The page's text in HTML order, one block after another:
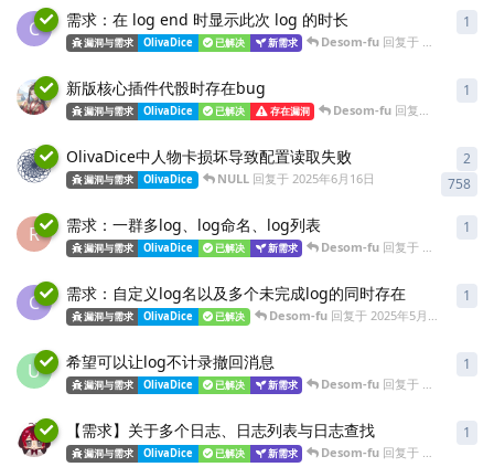
C 需求：在 log end 时显示此次 log 的时长
漏洞与需求 OlivaDice 已解决 新需求 Desom-fu 回复于 2025年6月
1
新版核心插件代骰时存在bug
漏洞与需求 OlivaDice 已解决 存在漏洞 Desom-fu 回复于
1
OlivaDice中人物卡损坏导致配置读取失败
漏洞与需求 OlivaDice NULL回复于 2025年6月16日 758
2
R 需求：一群多log、log命名、log列表
漏洞与需求 OlivaDice 已解决 新需求 Desom-fu 回复于 2025年5月
1
C 需求：自定义log名以及多个未完成log的同时存在
漏洞与需求 OlivaDice 已解决 Desom-fu 回复于 2025年5月27日
1
U 希望可以让log不计录撤回消息
漏洞与需求 OlivaDice 已解决 新需求 Desom-fu 回复于
1
【需求】关于多个日志、日志列表与日志查找
漏洞与需求 OlivaDice 已解决 新需求 Desom-fu 回复于
1